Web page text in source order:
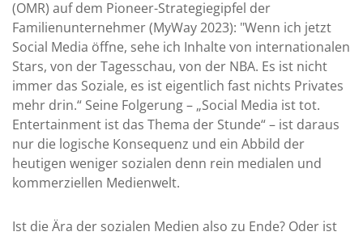
(OMR) auf dem Pioneer-Strategiegipfel der
Familienunternehmer (MyWay 2023): "Wenn ich jetzt
Social Media öffne, sehe ich Inhalte von internationalen
Stars, von der Tagesschau, von der NBA. Es ist nicht
immer das Soziale, es ist eigentlich fast nichts Privates
mehr drin.“ Seine Folgerung – „Social Media ist tot.
Entertainment ist das Thema der Stunde“ – ist daraus
nur die logische Konsequenz und ein Abbild der
heutigen weniger sozialen denn rein medialen und
kommerziellen Medienwelt.
Ist die Ära der sozialen Medien also zu Ende? Oder ist